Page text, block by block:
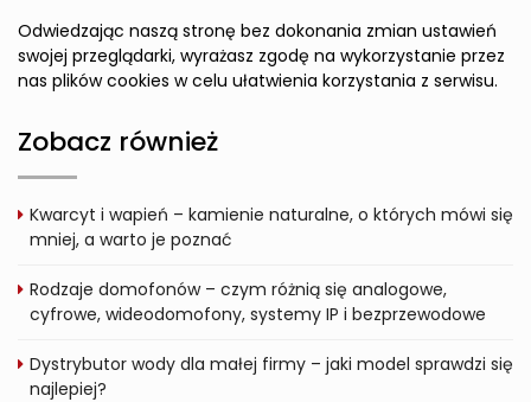
Odwiedzając naszą stronę bez dokonania zmian ustawień
swojej przeglądarki, wyrażasz zgodę na wykorzystanie przez
nas plików cookies w celu ułatwienia korzystania z serwisu.
Zobacz również
Kwarcyt i wapień – kamienie naturalne, o których mówi się
mniej, a warto je poznać
Rodzaje domofonów – czym różnią się analogowe,
cyfrowe, wideodomofony, systemy IP i bezprzewodowe
Dystrybutor wody dla małej firmy – jaki model sprawdzi się
najlepiej?